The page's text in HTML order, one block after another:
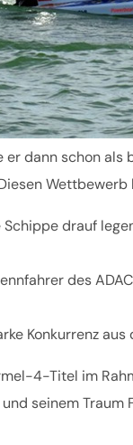
dann schon
Wettbewerb
drauf
des
Konkurrenz
4-Titel im
seinem Traum